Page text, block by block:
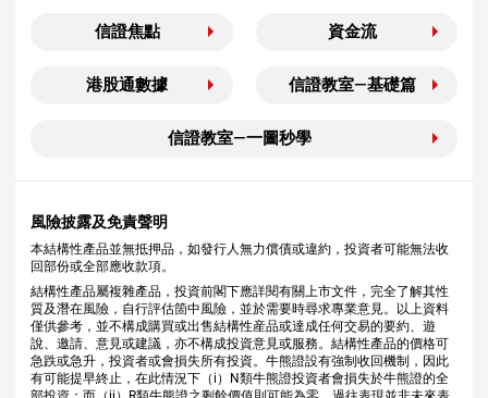
信證焦點 資金流
港股通數據 信證教室—基礎篇
信證教室—一圖秒學
風險披露及免責聲明
本結構性產品並無抵押品，如發行人無力償債或違約，投資者可能無法收
回部份或全部應收款項。
結構性產品屬複雜產品，投資前閣下應詳閱有關上市文件，完全了解其性
質及潛在風險，自行評估箇中風險，並於需要時尋求專業意見。以上資料
僅供參考，並不構成購買或出售結構性産品或達成任何交易的要約、遊
說、邀請、意見或建議，亦不構成投資意見或服務。結構性產品的價格可
急跌或急升，投資者或會損失所有投資。牛熊證設有強制收回機制，因此
有可能提早終止，在此情況下（i）N類牛熊證投資者會損失於牛熊證的全